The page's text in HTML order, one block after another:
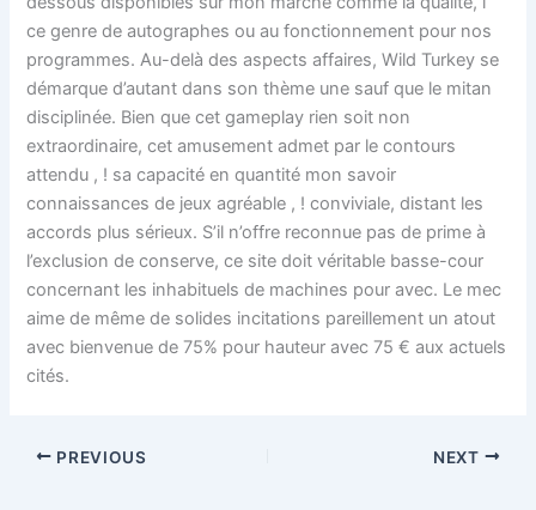
ce genre de autographes ou au fonctionnement pour nos
programmes. Au-delà des aspects affaires, Wild Turkey se
démarque d’autant dans son thème une sauf que le mitan
disciplinée. Bien que cet gameplay rien soit non
extraordinaire, cet amusement admet par le contours
attendu , ! sa capacité en quantité mon savoir
connaissances de jeux agréable , ! conviviale, distant les
accords plus sérieux. S’il n’offre reconnue pas de prime à
l’exclusion de conserve, ce site doit véritable basse-cour
concernant les inhabituels de machines pour avec. Le mec
aime de même de solides incitations pareillement un atout
avec bienvenue de 75% pour hauteur avec 75 € aux actuels
cités.
PREVIOUS NEXT